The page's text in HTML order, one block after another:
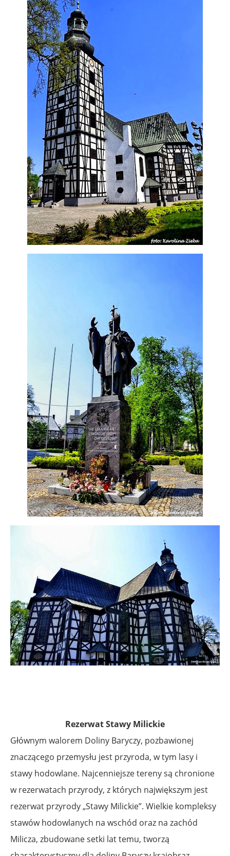
Rezerwat Stawy Milickie
Głównym walorem Doliny Baryczy, pozbawionej
znaczącego przemysłu jest przyroda, w tym lasy i
stawy hodowlane. Najcenniejsze tereny są chronione
w rezerwatach przyrody, z których największym jest
rezerwat przyrody „Stawy Milickie”. Wielkie kompleksy
stawów hodowlanych na wschód oraz na zachód
Milicza, zbudowane setki lat temu, tworzą